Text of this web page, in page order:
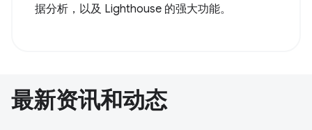
据分析，以及 Lighthouse 的强大功能。
最新资讯和动态